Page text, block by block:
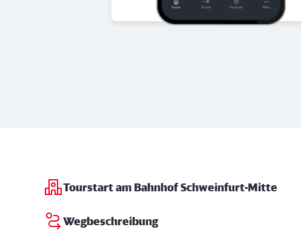
Tourstart am Bahnhof Schweinfurt-Mitte
Wegbeschreibung